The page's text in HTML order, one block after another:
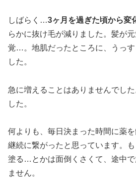
しばらく…3ヶ月を過ぎた頃から変
らかに抜け毛が減りました。髪が
覚…。地肌だったところに、うっす
した。
急に増えることはありませんでし
した。
何よりも、毎日決まった時間に薬を
継続に繋がったと思っています。
塗る…とかは面倒くさくて、途中
ません。